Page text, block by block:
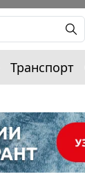
Транспорт